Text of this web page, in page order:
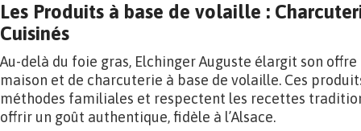
Les Produits à base de volaille :
Cuisinés
Au-delà du foie gras, Elchinger Auguste élargit son
maison et de charcuterie à base de volaille. Ces
méthodes familiales et respectent les recettes
offrir un goût authentique, fidèle à l’Alsace.